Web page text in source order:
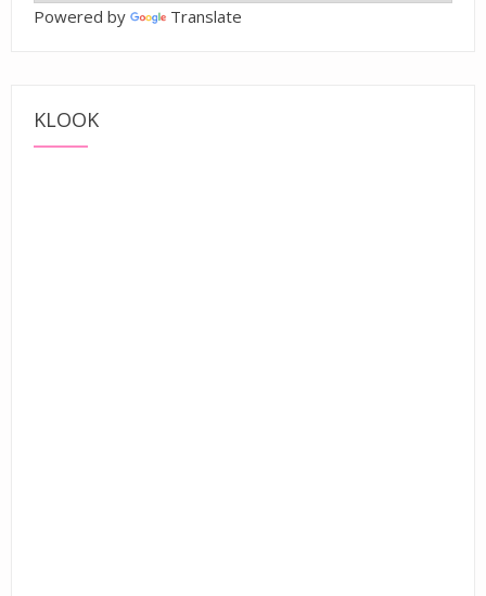
Powered by Translate
KLOOK